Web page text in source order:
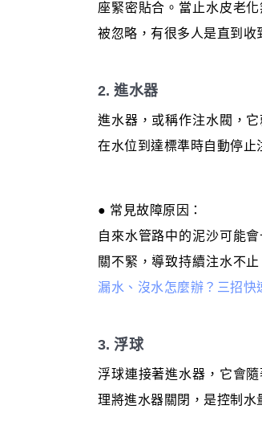
座緊密貼合。當止水皮老
被忽略，有很多人是直到收
2. 進水器
進水器，或稱作注水閥，
在水位到達標準時自動停止
● 常見故障原因：
自來水管路中的泥沙可能
關不緊，導致持續注水不
漏水、沒水怎麼辦？三招快
3. 浮球
浮球連接著進水器，它會
理將進水器關閉，是控制水